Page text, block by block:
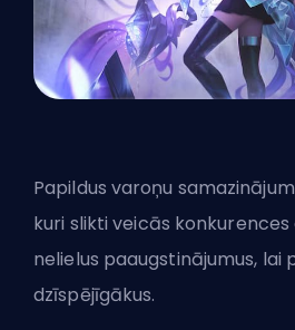
Papildus varoņu
kuri slikti veicās konkurences
nelielus paaugstinājumus, lai
dzīspējīgākus.